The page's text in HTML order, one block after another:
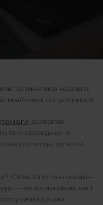
зупинятися надовго,
неабиякої популярності.
дозволяє
безпосередньо зі
іншого місця, де вони
Стоматологічна онлайн-
— як фінансовий, так і
у свій єдиний